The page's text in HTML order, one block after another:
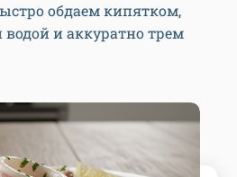
обдаем кипятком,
водой и аккуратно трем